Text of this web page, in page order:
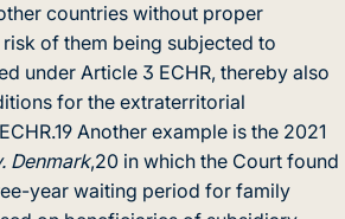
countries without proper
of them being subjected to
under Article 3 ECHR, thereby also
for the extraterritorial
19 Another example is the 2021
Denmark,20 in which the Court found
year waiting period for family